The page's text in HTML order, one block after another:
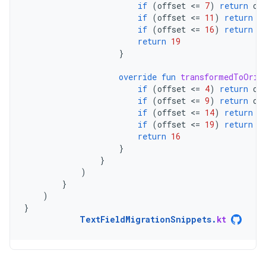
if (offset <= 7) return
if (offset <= 11 ) return
if (offset <= 16) return
return 19
}
override fun
if (offset <= 4) return
if (offset <= 9) return
if (offset <= 14) return
if (offset <= 19) return
return 16
}
}
)
}
)
}
TextFieldMigrationSnippets. kt